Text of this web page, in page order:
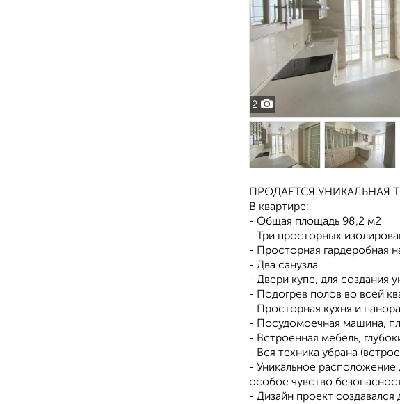
2
ПРОДАЕТСЯ УНИКАЛЬНАЯ
В квартире:
- Общая площадь 98,2 м2
- Три просторных
- Просторная гардеробная
- Два санузла
- Двери купе, для создания
- Подогрев полов во всей
- Просторная кухня и
- Посудомоечная машина,
- Встроенная мебель,
- Вся техника убрана
- Уникальное расположение
особое чувство
- Дизайн проект